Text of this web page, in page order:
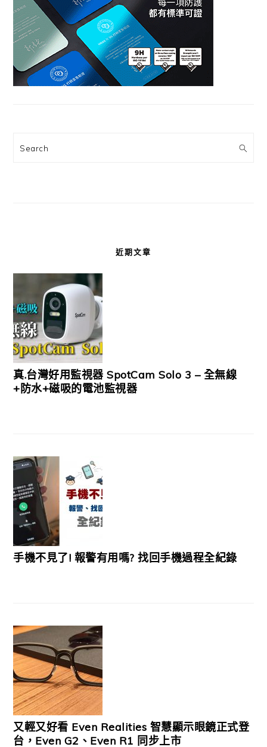
Search
近期文章
真.台灣好用監視器 SpotCam Solo 3 – 全無線
+防水+磁吸的電池監視器
手機不見了! 報警有用嗎? 找回手機過程全紀錄
又輕又好看 Even Realities 智慧顯示眼鏡正式登
台，Even G2、Even R1 同步上市